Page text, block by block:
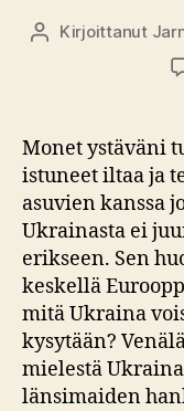
Kirjoittaja
Kirjoittanut
Monet ystäväni
istuneet iltaa ja
asuvien kanssa
Ukrainasta ei
erikseen. Sen
keskellä
mitä Ukraina
kysytään?
mielestä
länsimaiden